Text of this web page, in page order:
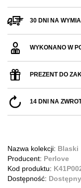
30 DNI NA
WYKONANO W
PREZENT DO
14 DNI NA
Nazwa kolekcji: Blaski
Producent: Perlove
Kod produktu:
Dostępność: Dostępny